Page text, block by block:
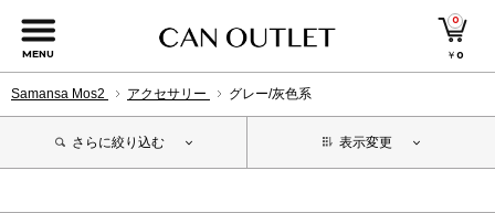
MENU
0
￥0
Samansa Mos2 アクセサリー グレー/灰色系
さらに絞り込む 表示変更